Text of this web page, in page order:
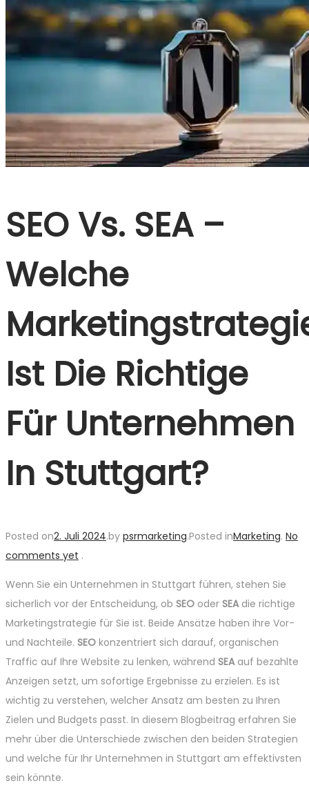
SEO Vs. SEA –
Welche
Ist Die Richtige
Für Unternehmen
In Stuttgart?
Posted on2. Juli 2024.by psrmarketing.Posted inMarketing. No
comments yet .
Wenn Sie ein Unternehmen in Stuttgart führen, stehen Sie
sicherlich vor der Entscheidung, ob SEO oder SEAdie richtige
Marketingstrategie für Sie ist. Beide Ansätze haben ihre Vor-
und Nachteile. SEO konzentriert sich darauf, organischen
Traffic auf Ihre Website zu lenken, während SEAauf bezahlte
Anzeigen setzt, um sofortige Ergebnisse zu erzielen. Es ist
wichtig zu verstehen, welcher Ansatz am besten zu Ihren
Zielen und Budgets passt. In diesem Blogbeitrag erfahren Sie
mehr über die Unterschiede zwischen den beiden Strategien
und welche für Ihr Unternehmen in Stuttgart am effektivsten
sein könnte.